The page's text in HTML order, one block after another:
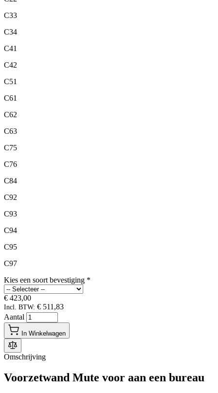
C33
C34
C41
C42
C51
C61
C62
C63
C75
C76
C84
C92
C93
C94
C95
C97
Kies een soort bevestiging *
€ 423,00
Incl. BTW: € 511,83
Aantal
In Winkelwagen
Omschrijving
Voorzetwand Mute voor aan een bureau